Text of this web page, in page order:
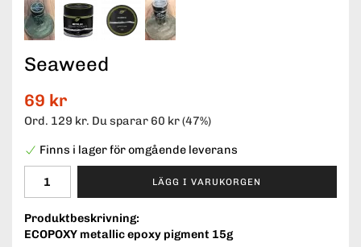
Seaweed
69 kr
Ord. 129 kr. Du sparar 60 kr(47%)
Finns i lager för omgående leverans
LÄGG I VARUKORGEN
Produktbeskrivning:
ECOPOXY metallic epoxy pigment 15g